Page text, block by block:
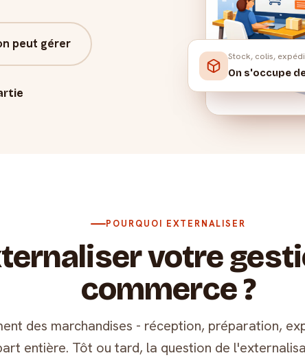
peut gérer
Stock, colis,
On s'occupe
POURQUOI EXTERNALISER
votre
commerce ?
des marchandises - réception, préparation,
entière. Tôt ou tard, la question de